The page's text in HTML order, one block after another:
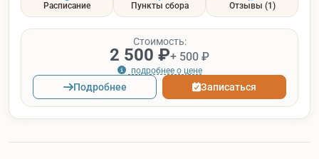
Расписание Пункты сбора Отзывы (1)
Стоимость:
2 500 ₽+ 500 ₽
подробнее о цене
Подробнее Записаться